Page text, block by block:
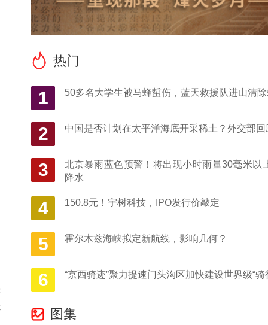
热门
1 50多名大学生被马蜂蜇伤，蓝天救援队进山清
2 中国是否计划在太平洋海底开采稀土？外交部回
3
北京暴雨蓝色预警！将出现小时雨量30毫米以
降水
4 150.8元！宇树科技，IPO发行价敲定
5 霍尔木兹海峡拟定新航线，影响几何？
6 “京西骑迹”聚力提速门头沟区加快建设世界级“骑
图集